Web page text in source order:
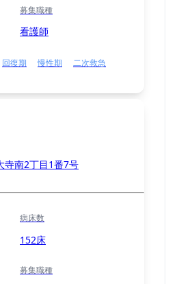
募集職種
看護師
回復期 慢性期
二次救急
寺南2丁目1番7号
病床数
152床
募集職種